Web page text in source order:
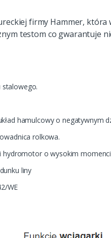
firmy Hammer, która
testom co gwarantuje
hamulcowy o negatywnym
rolkowa.
hydromotor o wysokim
liny
WE